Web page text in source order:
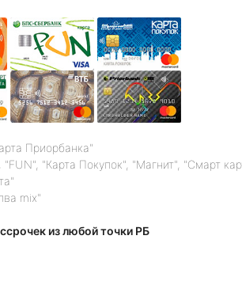
Приорбанка"
"Карта Покупок", "Магнит", "Смарт
mix"
из любой точки РБ